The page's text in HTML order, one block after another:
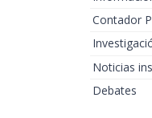
Contador
Noticias
Debates